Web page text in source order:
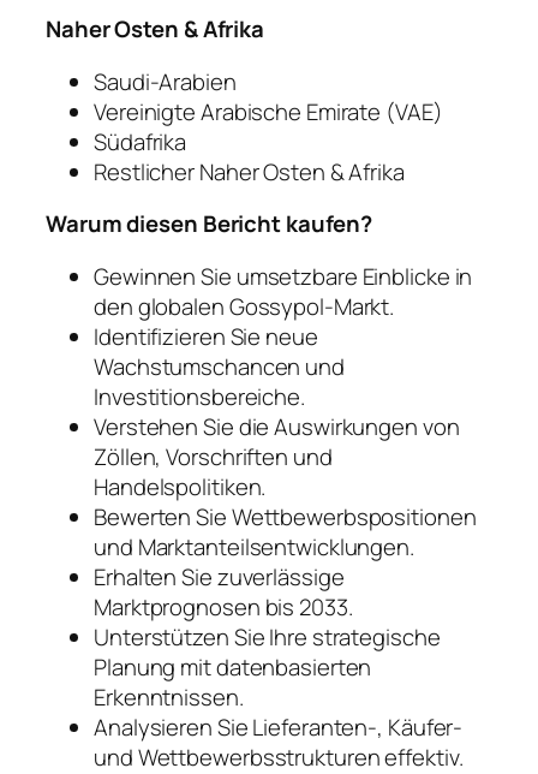
Naher Osten & Afrika
Saudi-Arabien
Vereinigte Arabische Emirate (VAE)
Südafrika
Restlicher Naher Osten & Afrika
Warum diesen Bericht kaufen?
Gewinnen Sie umsetzbare Einblicke in
den globalen Gossypol-Markt.
Identifizieren Sie neue
Wachstumschancen und
Investitionsbereiche.
Verstehen Sie die Auswirkungen von
Zöllen, Vorschriften und
Handelspolitiken.
Bewerten Sie Wettbewerbspositionen
und Marktanteilsentwicklungen.
Erhalten Sie zuverlässige
Marktprognosen bis 2033.
Unterstützen Sie Ihre strategische
Planung mit datenbasierten
Erkenntnissen.
Analysieren Sie Lieferanten-, Käufer-
und Wettbewerbsstrukturen effektiv.